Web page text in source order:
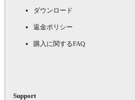
ダウンロード
返金ポリシー
購入に関するFAQ
Support